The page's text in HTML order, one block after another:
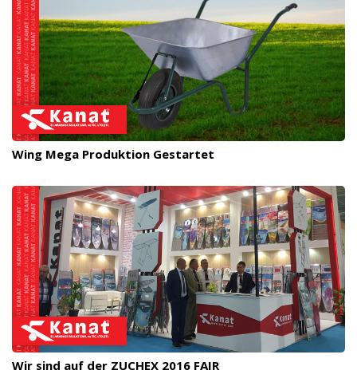
Wing Mega Produktion Gestartet
Wir sind auf der ZUCHEX 2016 FAIR